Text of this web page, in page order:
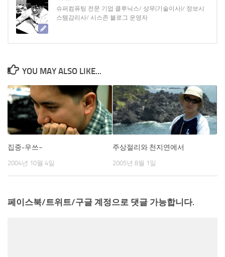
슈퍼컴퓨팅 전문 기업 클루닉스/ 상무(기술이사)/ 정보시
스템감리사/ 시스존 블로그 운영자
YOU MAY ALSO LIKE...
집중-우쓰~
2004년 10월 4일
주상절리와 천지연에서
2005년 8월 1일
페이스북/트위트/구글 계정으로 댓글 가능합니다.